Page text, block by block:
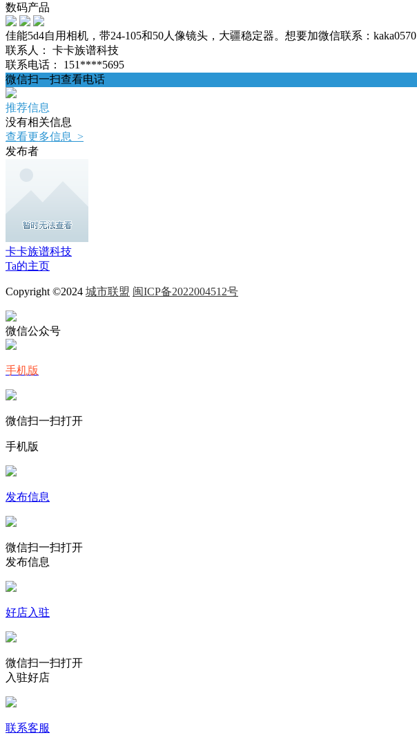
数码产品
佳能5d4自用相机，带24-105和50人像镜头，大疆稳定器。想要加微信联系：kaka0570
联系人：
卡卡族谱科技
联系电话：
151****5695
微信扫一扫查看电话
推荐信息
没有相关信息
查看更多信息 >
发布者
卡卡族谱科技
Ta的主页
Copyright ©2024 城市联盟 闽ICP备2022004512号
微信公众号
手机版
微信扫一扫打开
手机版
发布信息
微信扫一扫打开
发布信息
好店入驻
微信扫一扫打开
入驻好店
联系客服